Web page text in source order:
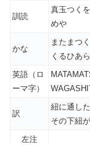
訓読
真玉つく
めや
かな
またまつ
くるひあ
英語（ロ
ーマ字）
訳
紐に通し
その下紐
左注